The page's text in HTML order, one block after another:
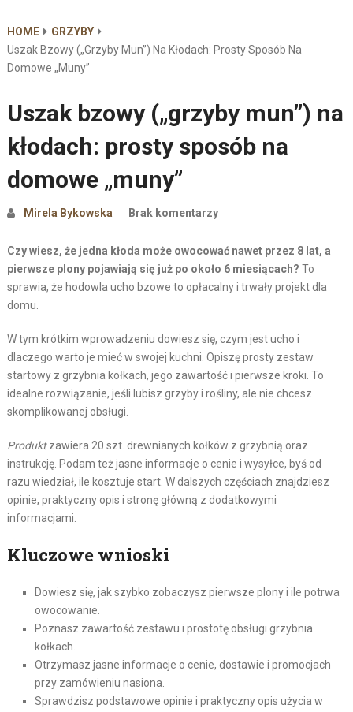
HOME
GRZYBY
Uszak Bzowy („grzyby Mun”) Na Kłodach: Prosty Sposób Na
Domowe „muny”
Uszak bzowy („grzyby mun”) na
kłodach: prosty sposób na
domowe „muny”
Mirela Bykowska Brak komentarzy
Czy wiesz, że jedna kłoda może owocować nawet przez 8 lat, a
pierwsze plony pojawiają się już po około 6 miesiącach? To
sprawia, że hodowla ucho bzowe to opłacalny i trwały projekt dla
domu.
W tym krótkim wprowadzeniu dowiesz się, czym jest ucho i
dlaczego warto je mieć w swojej kuchni. Opiszę prosty zestaw
startowy z grzybnia kołkach, jego zawartość i pierwsze kroki. To
idealne rozwiązanie, jeśli lubisz grzyby i rośliny, ale nie chcesz
skomplikowanej obsługi.
Produktzawiera 20 szt. drewnianych kołków z grzybnią oraz
instrukcję. Podam też jasne informacje o cenie i wysyłce, byś od
razu wiedział, ile kosztuje start. W dalszych częściach znajdziesz
opinie, praktyczny opis i stronę główną z dodatkowymi
informacjami.
Kluczowe wnioski
Dowiesz się, jak szybko zobaczysz pierwsze plony i ile potrwa
owocowanie.
Poznasz zawartość zestawu i prostotę obsługi grzybnia
kołkach.
Otrzymasz jasne informacje o cenie, dostawie i promocjach
przy zamówieniu nasiona.
Sprawdzisz podstawowe opinie i praktyczny opis użycia w